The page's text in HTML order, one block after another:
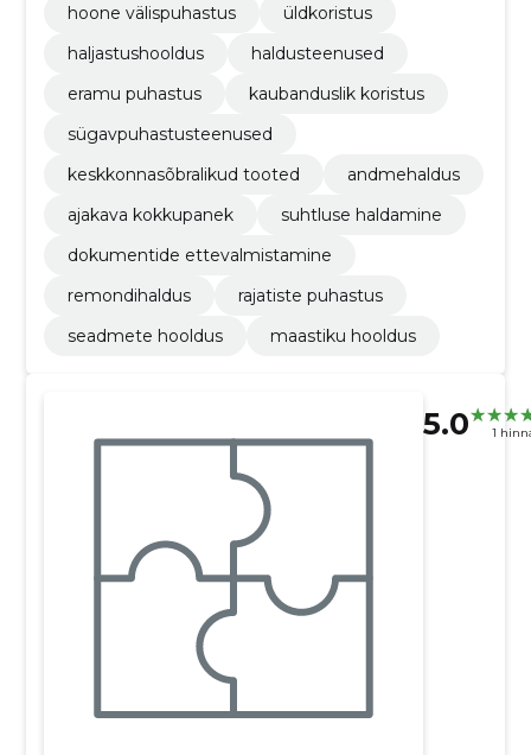
hoone välispuhastus
üldkoristus
haljastushooldus
haldusteenused
eramu puhastus
kaubanduslik koristus
sügavpuhastusteenused
keskkonnasõbralikud tooted
andmehaldus
ajakava kokkupanek
suhtluse haldamine
dokumentide ettevalmistamine
remondihaldus
rajatiste puhastus
seadmete hooldus
maastiku hooldus
5.0 1